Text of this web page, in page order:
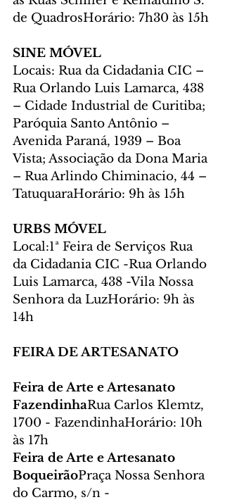
de QuadrosHorário: 7h30 às 15h
SINE MÓVEL
Locais: Rua da Cidadania CIC –
Rua Orlando Luis Lamarca, 438
– Cidade Industrial de Curitiba;
Paróquia Santo Antônio –
Avenida Paraná, 1939 – Boa
Vista; Associação da Dona Maria
– Rua Arlindo Chiminacio, 44 –
TatuquaraHorário: 9h às 15h
URBS MÓVEL
Local:1ª Feira de Serviços Rua
da Cidadania CIC -Rua Orlando
Luis Lamarca, 438 -Vila Nossa
Senhora da LuzHorário: 9h às
14h
FEIRA DE ARTESANATO
Feira de Arte e Artesanato
FazendinhaRua Carlos Klemtz,
1700 - FazendinhaHorário: 10h
às 17h
Feira de Arte e Artesanato
BoqueirãoPraça Nossa Senhora
do Carmo, s/n -